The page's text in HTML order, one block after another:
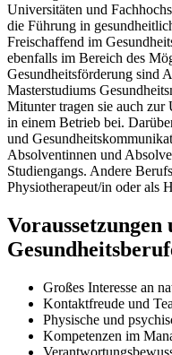
Universitäten und
die Führung in
Freischaffend im
ebenfalls im Bereich des
Gesundheitsförderung sind
Masterstudiums
Mitunter tragen sie auch zur
in einem Betrieb bei.
und
Absolventinnen und
Studiengangs. Andere
Physiotherapeut/in oder als
Großes Interesse an
Kontaktfreude und
Physische und
Kompetenzen im